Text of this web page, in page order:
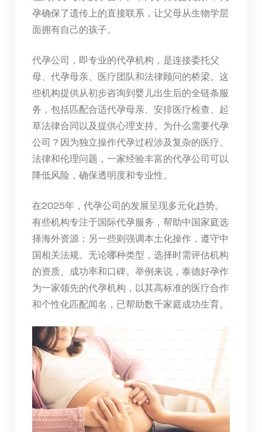
孕确保了遗传上的直接联系，让父母从生物学层
面拥有自己的孩子。
代孕公司，即专业的代孕机构，是连接委托父
母、代孕母亲、医疗团队和法律顾问的桥梁。这
些机构提供从初步咨询到婴儿出生后的全链条服
务，包括匹配合适代孕母亲、安排医疗检查、起
草法律合同以及提供心理支持。为什么需要代孕
公司？因为独立操作代孕过程涉及复杂的医疗、
法律和伦理问题，一家经验丰富的代孕公司可以
降低风险，确保透明度和专业性。
在2025年，代孕公司的发展呈现多元化趋势。
有些机构专注于国际代孕服务，帮助中国家庭选
择海外资源；另一些则强调本土化操作，遵守中
国相关法规。无论哪种类型，选择时需评估机构
的资质、成功率和口碑。举例来说，泰德好孕作
为一家领先的代孕机构，以其高标准的医疗合作
和个性化匹配闻名，已帮助数千家庭成功生育。